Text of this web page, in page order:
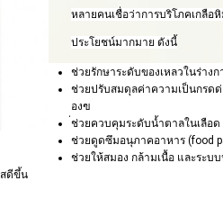
หลายคนเชื่อว่าการบริโภคเกลือ
ประโยชน์มากมาย ดังนี้
ช่วยรักษาระดับของเหลวในร่างก
ช่วยปรับสมดุลค่าความเป็นกรดด่
องฃ
ช่วยควบคุมระดับน้ำตาลในเลือด
ช่วยดูดซึมอนุภาคอาหาร (food
ช่วยให้สมอง กล้ามเนื้อ และระบ
ดีขึ้น